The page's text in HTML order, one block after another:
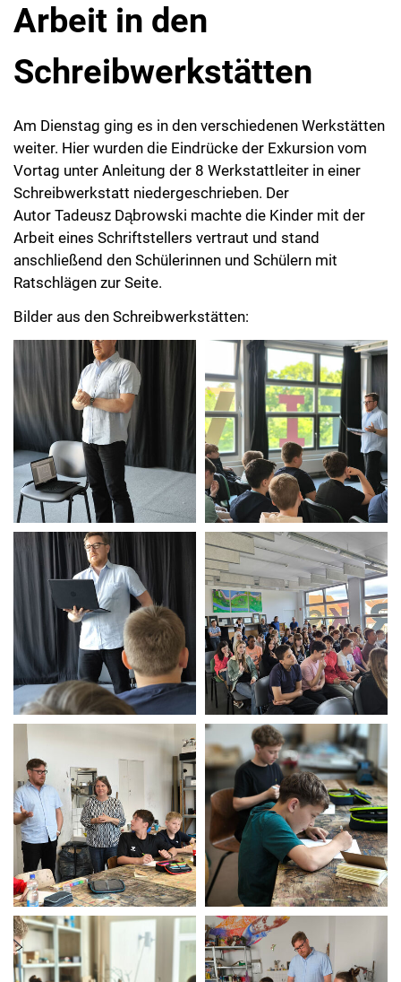
Arbeit in den
Schreibwerkstätten
Am Dienstag ging es in den verschiedenen Werkstätten
weiter. Hier wurden die Eindrücke der Exkursion vom
Vortag unter Anleitung der 8 Werkstattleiter in einer
Schreibwerkstatt niedergeschrieben. Der
Autor Tadeusz Dąbrowski machte die Kinder mit der
Arbeit eines Schriftstellers vertraut und stand
anschließend den Schülerinnen und Schülern mit
Ratschlägen zur Seite.
Bilder aus den Schreibwerkstätten: